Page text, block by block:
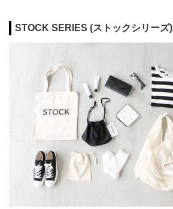
STOCK SERIES (ストックシリーズ)